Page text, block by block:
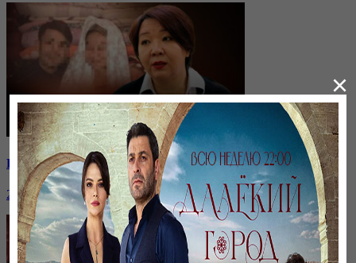
Ранние браки в Казахстане: нужен ли закон о запрете?
26 января, 20:28
×